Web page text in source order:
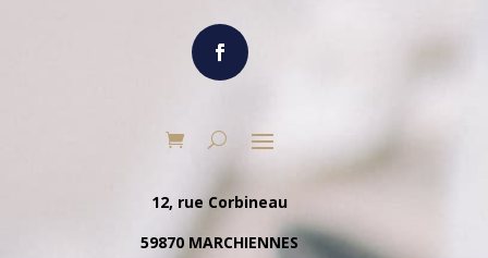
12, rue Corbineau
59870 MARCHIENNES